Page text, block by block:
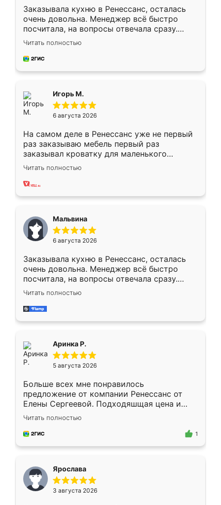
Заказывала кухню в Ренессанс, осталась
очень довольна. Менеджер всё быстро
посчитала, на вопросы отвечала сразу.
Замерщик приехал в субботу, подошёл к
делу со всей ответственностью. Собрали
за день, ребята работали аккуратно, даже
Читать полностью
Игорь М.
6 августа 2026
На самом деле в Ренессанс уже не первый
раз заказываю мебель первый раз
заказывал кроватку для маленького
ребёнка при его рождении ,во второй раз
заказал шкаф-купе. По качеству очень
хорошее сборка достаточно быстрая,
меньше, здесь же он более разнообразный.
Мне нравится ,если что-то потребуется из
мебели буду заказывать только здесь.
Читать полностью
Мальвина
6 августа 2026
Заказывала кухню в Ренессанс, осталась
очень довольна. Менеджер всё быстро
посчитала, на вопросы отвечала сразу.
Замерщик приехал в субботу, подошёл к
делу со всей ответственностью. Собрали
за день, ребята работали аккуратно, даже
Читать полностью
Аринка Р.
5 августа 2026
Больше всех мне понравилось
предложение от компании Ренессанс от
Елены Сергеевой. Подходяшщая цена и
короткие сроки изготовления. Приехавший
для замера сотрудник Владислав
предложил по моему эскизу самый
Читать полностью
1
Ярослава
3 августа 2026